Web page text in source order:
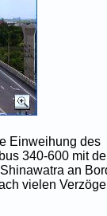
Einweihung des
340-600 mit
an
vielen